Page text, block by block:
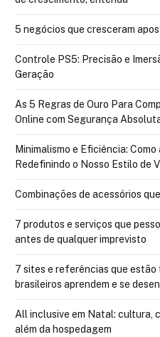
5 negócios que cresceram
Controle PS5: Precisão e
Geração
As 5 Regras de Ouro Para
Online com Segurança
Minimalismo e Eficiência:
Redefinindo o Nosso Estilo de
Combinações de acessórios
7 produtos e serviços que
antes de qualquer imprevisto
7 sites e referências que
brasileiros aprendem e se
All inclusive em Natal: cultura,
além da hospedagem